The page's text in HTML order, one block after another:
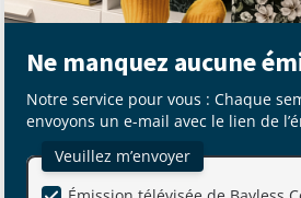
Ne manquez aucune
Notre service pour vous : Chaque
envoyons un e-mail avec le lien de
Veuillez m’envoyer